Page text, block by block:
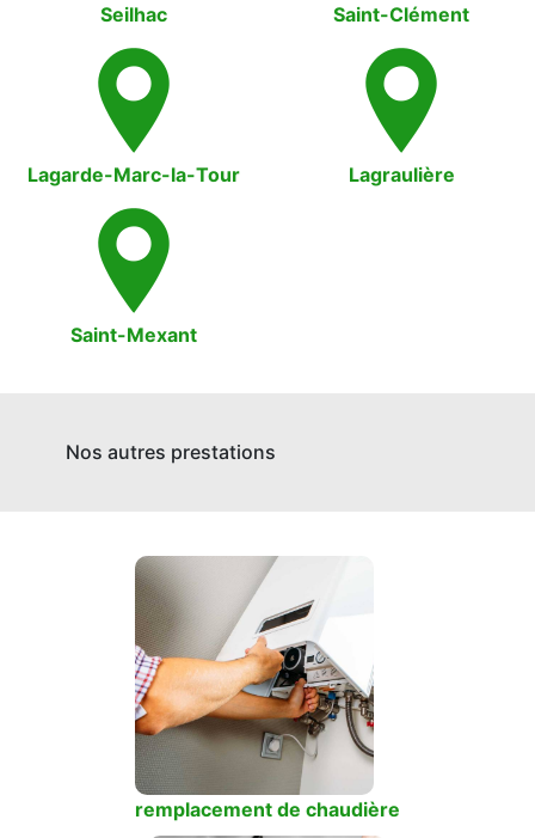
Seilhac Saint-Clément
Lagarde-Marc-la-Tour Lagraulière
Saint-Mexant
Nos autres prestations
remplacement de chaudière